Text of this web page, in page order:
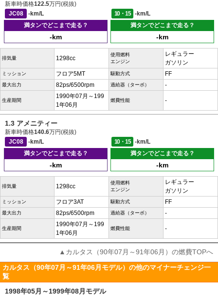
新車時価格122.5万円(税抜)
JC08
-km/L 10・15
-km/L
満タンでどこまで走る？
-km
満タンでどこまで走る？
-km
排気量 1298cc
使用燃料
エンジン
レギュラー
ガソリン
ミッション フロア5MT 駆動方式 FF
最大出力 82ps/6500rpm 過給器（ターボ） -
生産期間
1990年07月～199
1年06月
燃費性能 -
1.3 アメニティー
新車時価格140.6万円(税抜)
JC08
-km/L 10・15
-km/L
満タンでどこまで走る？
-km
満タンでどこまで走る？
-km
排気量 1298cc
使用燃料
エンジン
レギュラー
ガソリン
ミッション フロア3AT 駆動方式 FF
最大出力 82ps/6500rpm 過給器（ターボ） -
生産期間
1990年07月～199
1年06月
燃費性能 -
▲カルタス（90年07月～91年06月）の燃費TOPへ
カルタス（90年07月～91年06月モデル）の他のマイナーチェンジ一
覧
1998年05月～1999年08月モデル